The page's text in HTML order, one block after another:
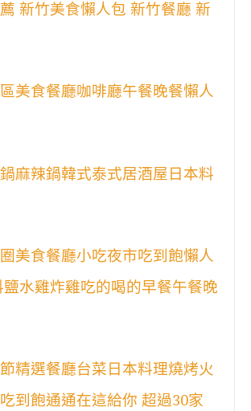
新竹美食懶人包 新竹餐廳 新
美食餐廳咖啡廳午餐晚餐懶人
麻辣鍋韓式泰式居酒屋日本料
美食餐廳小吃夜市吃到飽懶人
水雞炸雞吃的喝的早餐午餐晚
精選餐廳台菜日本料理燒烤火
到飽通通在這給你 超過30家